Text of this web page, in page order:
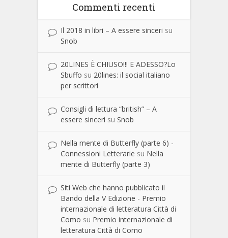
Commenti recenti
Il 2018 in libri – A essere sinceri su
Snob
20LINES È CHIUSO!!! E ADESSO?Lo
Sbuffo su 20lines: il social italiano
per scrittori
Consigli di lettura “british” – A
essere sinceri su Snob
Nella mente di Butterfly (parte 6) -
Connessioni Letterarie su Nella
mente di Butterfly (parte 3)
Siti Web che hanno pubblicato il
Bando della V Edizione - Premio
internazionale di letteratura Città di
Como su Premio internazionale di
letteratura Città di Como